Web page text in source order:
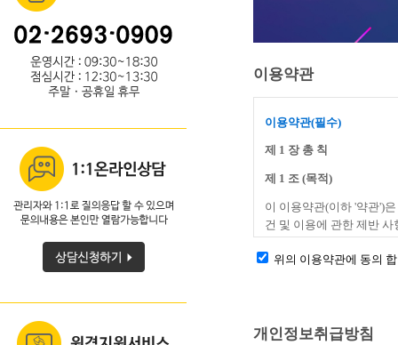
이용약관
위의 이용약관에 동의
개인정보취급방침